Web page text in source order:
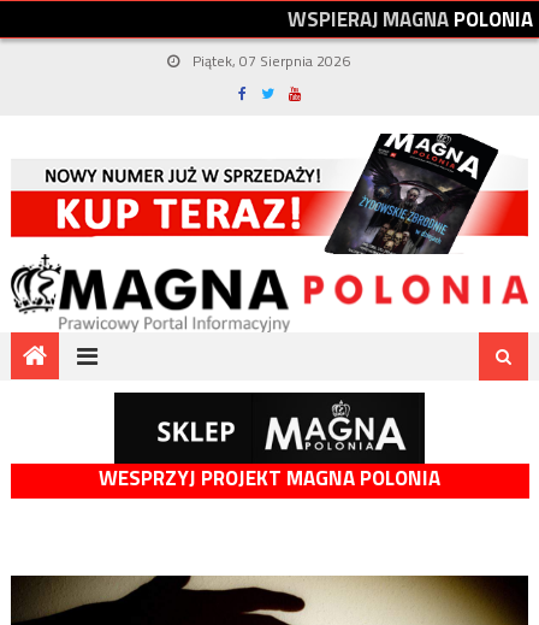
WSPIERAJMAGNAPOLONIA
Piątek, 07 Sierpnia 2026
WESPRZYJ PROJEKT MAGNA POLONIA